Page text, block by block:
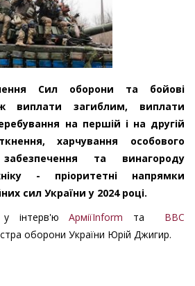
Сил оборони та бойові
виплати загиблим, виплати
на першій і на другій
харчування особового
та винагороду
- пріоритетні напрямки
сил України у 2024 році.
у інтерв'юAрміїInform та ВВС
оборони України Юрій Джигир.